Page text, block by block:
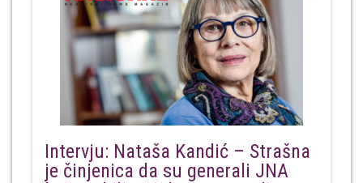
Intervju: Nataša Kandić – Strašna
je činjenica da su generali JNA